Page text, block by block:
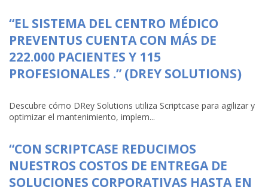
“EL SISTEMA DEL CENTRO MÉDICO
PREVENTUS CUENTA CON MÁS DE
222.000 PACIENTES Y 115
PROFESIONALES .” (DREY SOLUTIONS)
Descubre cómo DRey Solutions utiliza Scriptcase para agilizar y
optimizar el mantenimiento, implem...
“CON SCRIPTCASE REDUCIMOS
NUESTROS COSTOS DE ENTREGA DE
SOLUCIONES CORPORATIVAS HASTA EN